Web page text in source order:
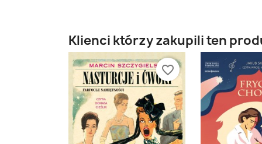
Klienci którzy zakupili ten
favorite_border